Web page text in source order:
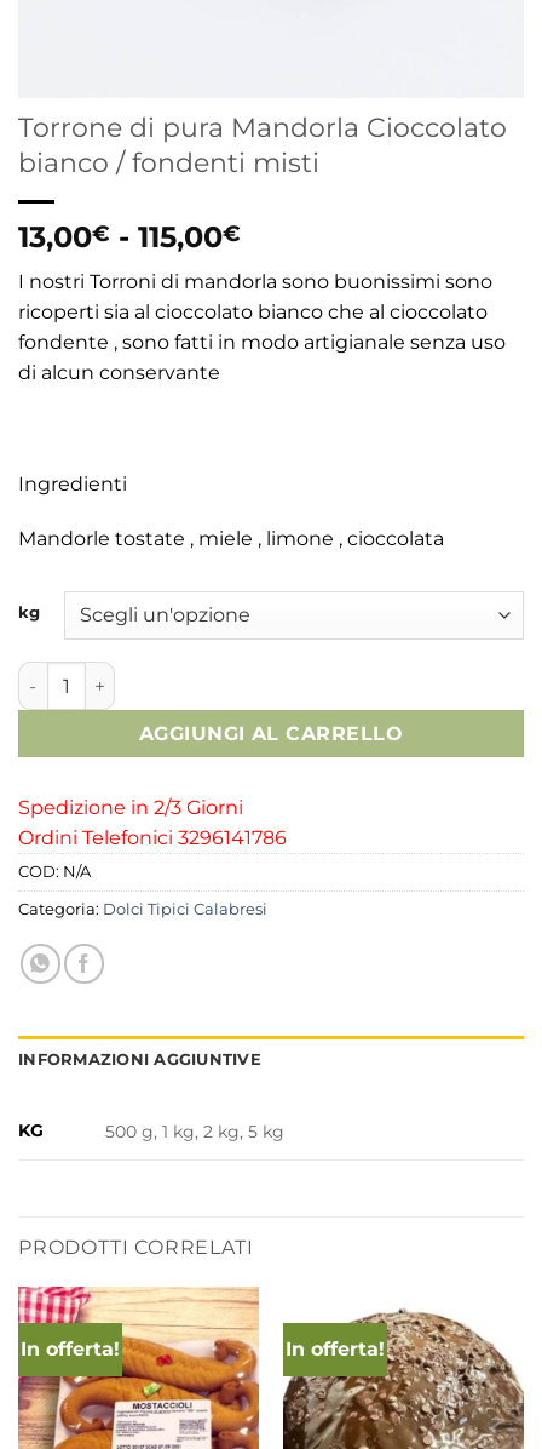
Torrone di pura Mandorla Cioccolato
bianco / fondenti misti
13,00€ - 115,00€
di
prezzo:
da
13,00€
I nostri Torroni di mandorla sono buonissimi sono
ricoperti sia al cioccolato bianco che al cioccolato
fondente , sono fatti in modo artigianale senza uso
di alcun conservante
Ingredienti
Mandorle tostate , miele , limone , cioccolata
kg
Torrone di pura Mandorla Cioccolato bianco / fondenti
AGGIUNGI AL CARRELLO
Spedizione in 2/3 Giorni
Ordini Telefonici 3296141786
COD: N/A
Categoria: Dolci Tipici Calabresi
INFORMAZIONI AGGIUNTIVE
KG 500 g, 1 kg, 2 kg, 5 kg
PRODOTTI CORRELATI
In offerta! In offerta!